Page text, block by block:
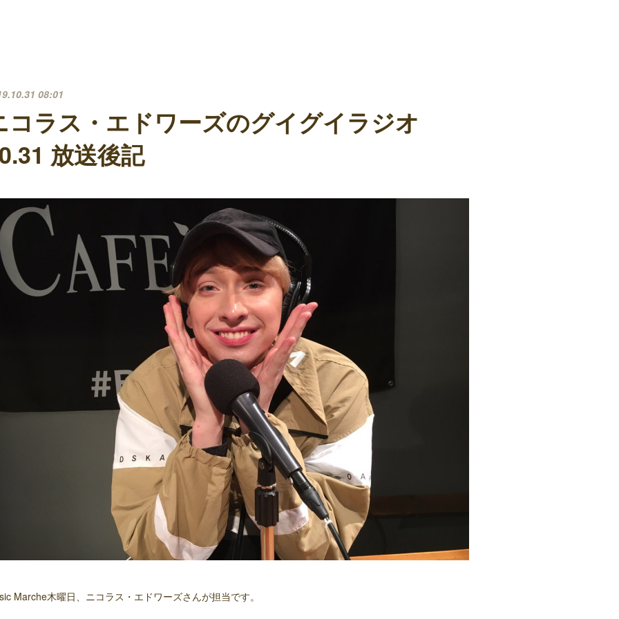
08:01
コラス・エドワーズのグイグイラジオ
放送後記
Marche木曜日、ニコラス・エドワーズさんが担当です。